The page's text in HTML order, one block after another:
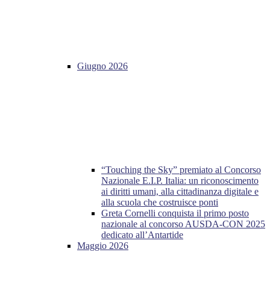
Giugno 2026
“Touching the Sky” premiato al Concorso
Nazionale E.I.P. Italia: un riconoscimento
ai diritti umani, alla cittadinanza digitale e
alla scuola che costruisce ponti
Greta Cornelli conquista il primo posto
nazionale al concorso AUSDA-CON 2025
dedicato all’Antartide
Maggio 2026